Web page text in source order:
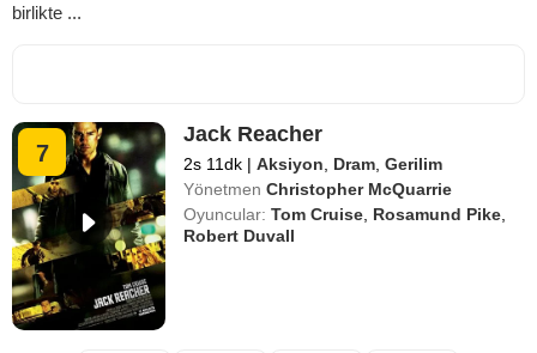
birlikte ...
7
Jack Reacher
2s 11dk | Aksiyon Dram ,Gerilim
Yönetmen Christopher McQuarrie
Oyuncular: Tom Cruise Rosamund Pike
Robert Duvall